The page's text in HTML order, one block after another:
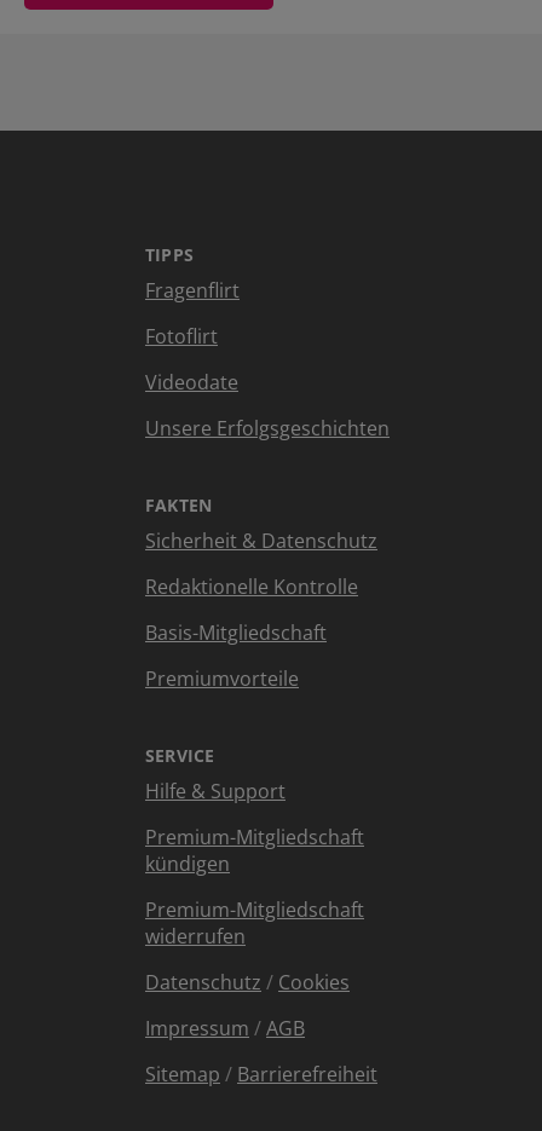
TIPPS
Fragenflirt
Fotoflirt
Videodate
Unsere Erfolgsgeschichten
FAKTEN
Sicherheit & Datenschutz
Redaktionelle Kontrolle
Basis-Mitgliedschaft
Premiumvorteile
SERVICE
Hilfe & Support
Premium-Mitgliedschaft
kündigen
Premium-Mitgliedschaft
widerrufen
Datenschutz / Cookies
Impressum /AGB
Sitemap / Barrierefreiheit